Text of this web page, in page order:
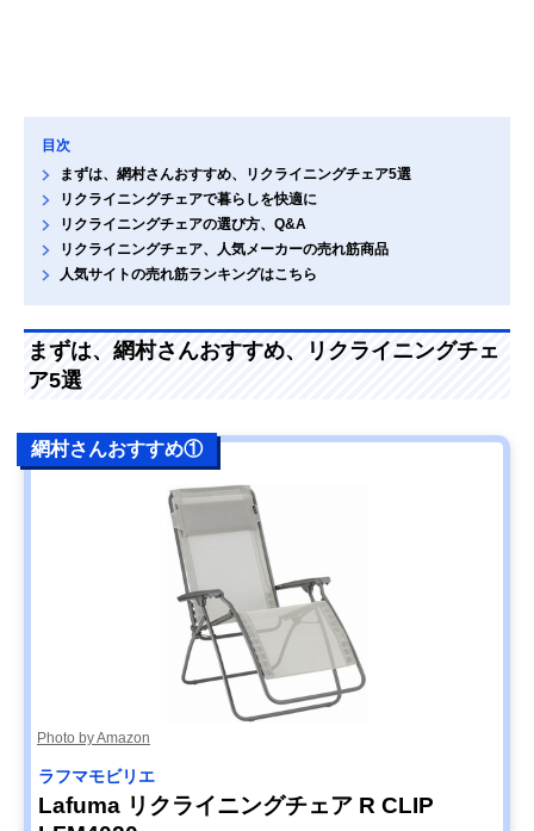
目次
まずは、網村さんおすすめ、リクライニングチェア5選
リクライニングチェアで暮らしを快適に
リクライニングチェアの選び方、Q&A
リクライニングチェア、人気メーカーの売れ筋商品
人気サイトの売れ筋ランキングはこちら
まずは、網村さんおすすめ、リクライニングチェ
ア5選
網村さんおすすめ①
Photo by Amazon
ラフマモビリエ
Lafuma リクライニングチェア R CLIP